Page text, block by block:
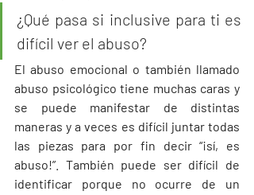
¿Qué pasa si inclusive para ti es
difícil ver el abuso?
El abuso emocional o también llamado
abuso psicológico tiene muchas caras y
se puede manifestar de distintas
maneras y a veces es difícil juntar todas
las piezas para por fin decir “¡sí, es
abuso!”. También puede ser difícil de
identificar porque no ocurre de un